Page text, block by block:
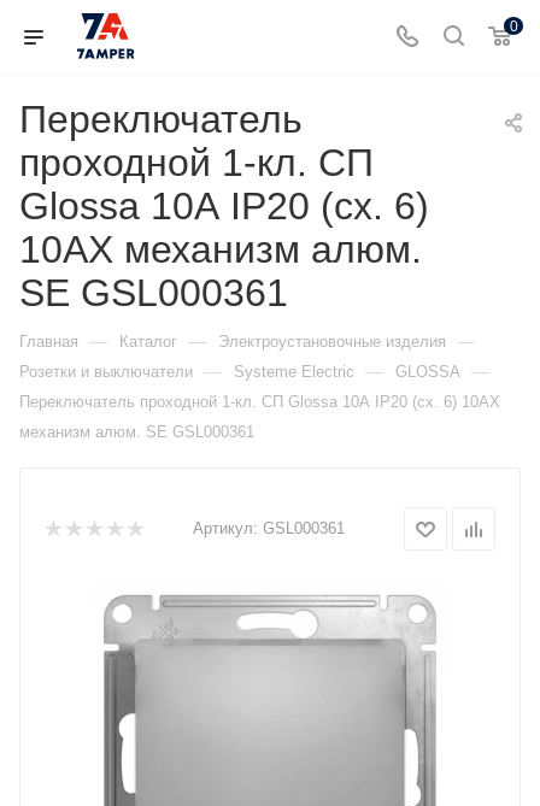
0
Переключатель
проходной 1-кл. СП
Glossa 10А IP20 (сх. 6)
10AX механизм алюм.
SE GSL000361
Главная — Каталог — Электроустановочные изделия —
Розетки и выключатели — Systeme Electric — GLOSSA —
Переключатель проходной 1-кл. СП Glossa 10А IP20 (сх. 6) 10AX
механизм алюм. SE GSL000361
Артикул: GSL000361